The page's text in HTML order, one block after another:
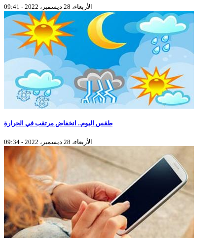
الأربعاء، 28 ديسمبر، 2022 - 09:41
طقس اليوم.. انخفاض مرتقب في الحرارة
الأربعاء، 28 ديسمبر، 2022 - 09:34